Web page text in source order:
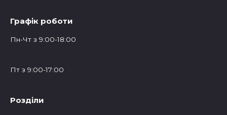
Графік роботи
Пн-Чт з 9:00-18:00
Пт з 9:00-17:00
Розділи